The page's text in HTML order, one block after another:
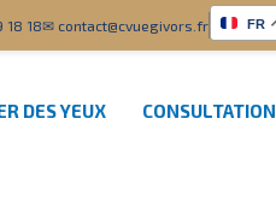
18 18✉ contact@cvuegivors.fr FR
DES YEUX CONSULTATION